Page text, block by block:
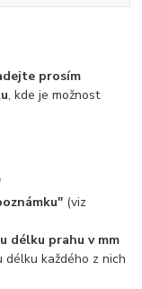
prosím
, kde je možnost
(viz
délku prahu v mm
délku každého z nich